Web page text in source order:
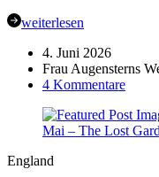
weiterlesen
4. Juni 2026
Frau Augensterns
4 Kommentarezu
Quilt
für
England